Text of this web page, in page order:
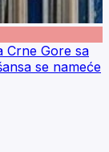
Crne Gore sa
se nameće